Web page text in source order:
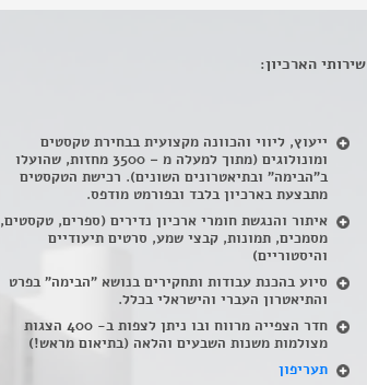
שירותי הארכיון:
ייעוץ, ליווי והכוונה מקצועית בבחירת טקסטים
ומונולוגים (מתוך למעלה מ – 3500 מחזות, שהועלו
ב"הבימה" ובתיאטרונים השונים). רכישת הטקסטים
מתבצעת בארכיון בלבד ובפורמט מודפס.
איתור והנגשת חומרי ארכיון נדירים (ספרים, טקסטים,
מסמכים, תמונות, קבצי שמע, סרטים תיעודיים
והיסטוריים)
סיוע בהכנת עבודות ותחקירים בנושא "הבימה" בפרט
והתיאטרון העברי והישראלי בכלל.
חדר הצפייה מרווח ובו ניתן לצפות ב- 400 הצגות
מצולמות משנות השבעים והלאה (בתיאום מראש!)
תעריפון